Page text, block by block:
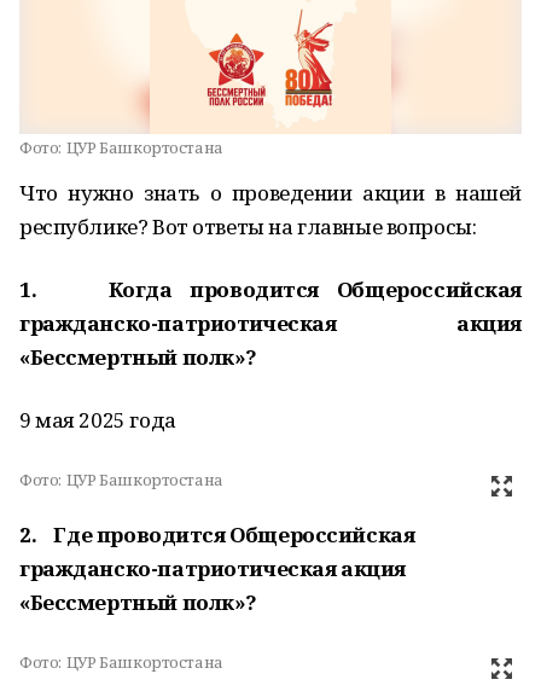
Фото: ЦУР Башкортостана
Что нужно знать о проведении акции в нашей
республике? Вот ответы на главные вопросы:
1. Когда проводится Общероссийская
гражданско-патриотическая акция
«Бессмертный полк»?
9 мая 2025 года
Фото: ЦУР Башкортостана
2. Где проводится Общероссийская
гражданско-патриотическая акция
«Бессмертный полк»?
Фото: ЦУР Башкортостана